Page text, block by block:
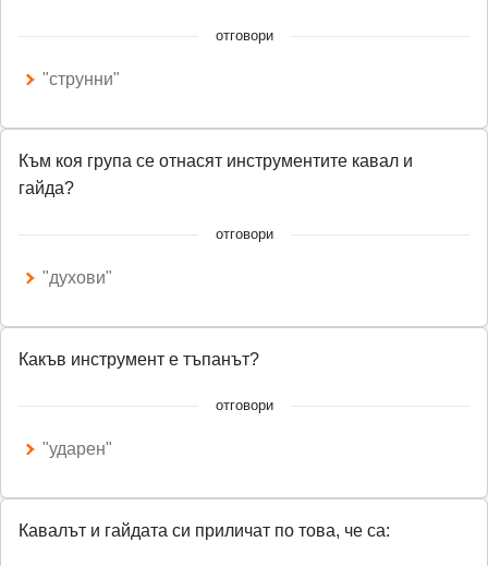
отговори
"струнни"
Към коя група cе отнасят инструментите кавал и
гайда?
отговори
"духови"
Какъв инструмент е тъпанът?
отговори
"ударен"
Кавалът и гайдата си приличат по това, че са: